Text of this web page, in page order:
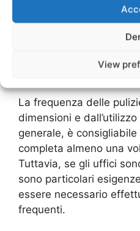
View
ambiente di lavoro sano
dipendenti, ma anche
professionale per
come dovrebbero
La frequenza delle
dimensioni e
generale, è
completa almeno una
Tuttavia, se gli uffici
sono particolari
essere necessario
frequenti.